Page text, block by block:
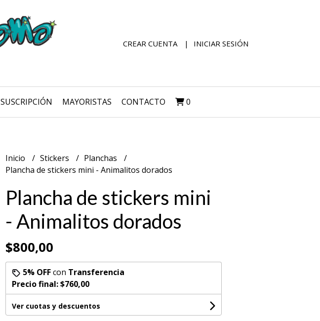
CREAR CUENTA INICIAR SESIÓN
SUSCRIPCIÓN MAYORISTAS CONTACTO 0
Inicio Stickers
Planchas
Plancha de stickers mini - Animalitos dorados
Plancha de stickers mini
- Animalitos dorados
$800,00
5% OFFcon Transferencia
Precio final:$760,00
Ver cuotas y descuentos